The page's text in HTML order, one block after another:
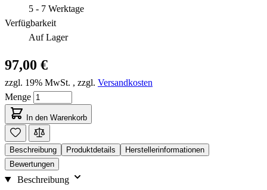
5 - 7 Werktage
Verfügbarkeit
Auf Lager
97,00 €
zzgl. 19% MwSt. , zzgl. Versandkosten
Menge
In den Warenkorb
Beschreibung Produktdetails
Herstellerinformationen
Bewertungen
Beschreibung